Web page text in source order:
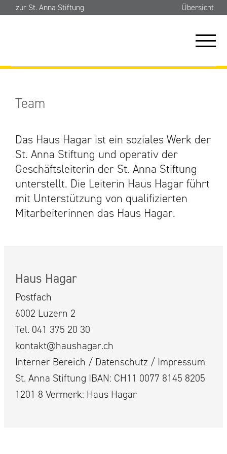
zur St. Anna Stiftung Übersicht
ANGEBOT
TEAM
JOBS | KARRIERE
KONTAKT
Team
Das Haus Hagar ist ein soziales Werk der
St. Anna Stiftung und operativ der
Geschäftsleiterin der St. Anna Stiftung
unterstellt. Die Leiterin Haus Hagar führt
mit Unterstützung von qualifizierten
Mitarbeiterinnen das Haus Hagar.
Haus Hagar
Postfach
6002 Luzern 2
Tel. 041 375 20 30
kontakt@haushagar.ch
Interner Bereich / Datenschutz / Impressum
St. Anna Stiftung IBAN: CH11 0077 8145 8205
1201 8 Vermerk: Haus Hagar